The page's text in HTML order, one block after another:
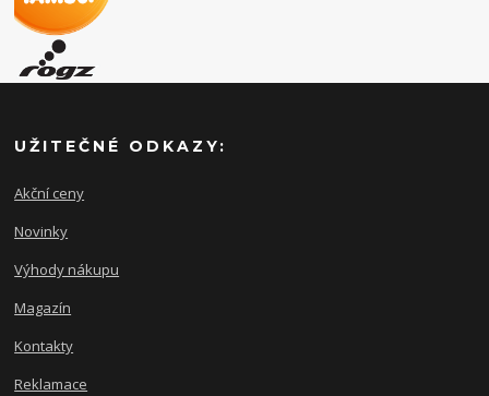
UŽITEČNÉ ODKAZY:
Akční ceny
Novinky
Výhody nákupu
Magazín
Kontakty
Reklamace